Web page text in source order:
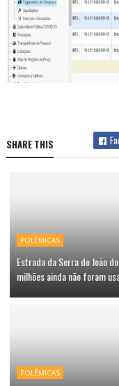
SHARE THIS
POLÊMICAS
Estrada da Serra do João
milhões ainda não foram
POLÊMICAS